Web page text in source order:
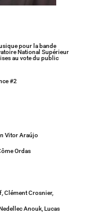
pour la bande
National Supérieur
au vote du public
#2
Vitor Araújo
Ordas
Clément Crosnier,
Anouk, Lucas